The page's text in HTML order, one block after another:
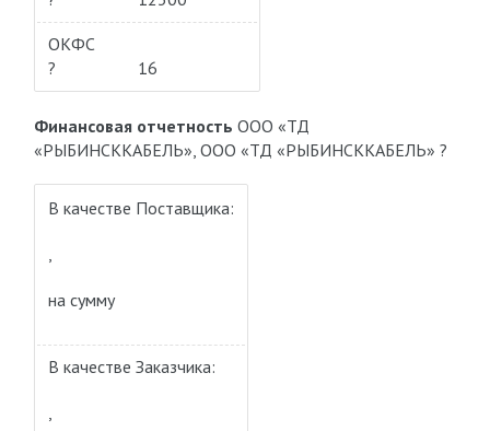
ОКФС
?
16
Финансовая отчетность ООО «ТД
«РЫБИНСККАБЕЛЬ», ООО «ТД «РЫБИНСККАБЕЛЬ» ?
В качестве Поставщика:
,
на сумму
В качестве Заказчика:
,